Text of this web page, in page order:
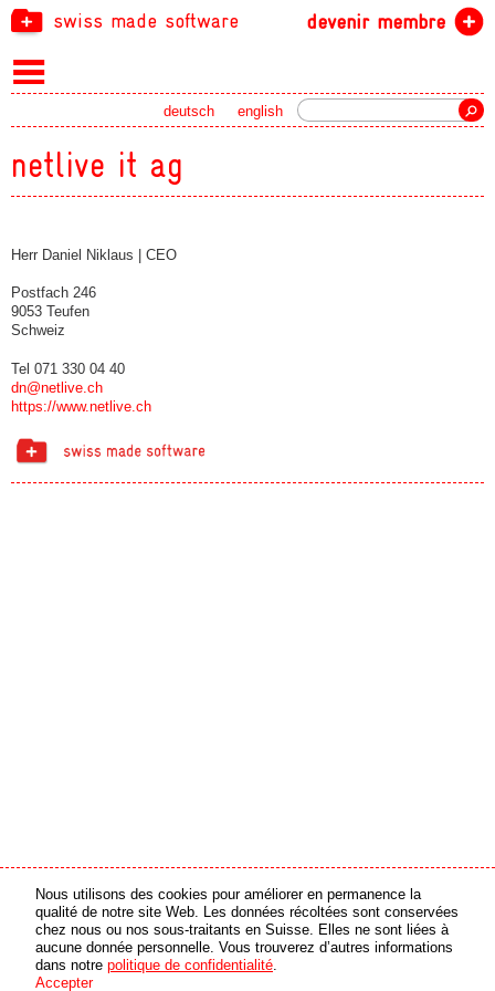
swiss made software devenir membre
english
deutsch
netlive it ag
Herr Daniel Niklaus | CEO
Postfach 246
9053 Teufen
Schweiz
Tel 071 330 04 40
dn@netlive.ch
https://www.netlive.ch
partenaire média
© 2026 swiss made software GmbH, Suisse - tous droits réservés
partenaire en ligne
Nous utilisons des cookies pour améliorer en permanence la
qualité de notre site Web. Les données récoltées sont conservées
chez nous ou nos sous-traitants en Suisse. Elles ne sont liées à
aucune donnée personnelle. Vous trouverez d’autres informations
dans notre politique de confidentialité.
Accepter